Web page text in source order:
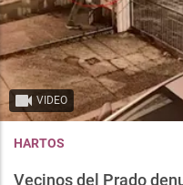
VIDEO
HARTOS
Vecinos del Prado